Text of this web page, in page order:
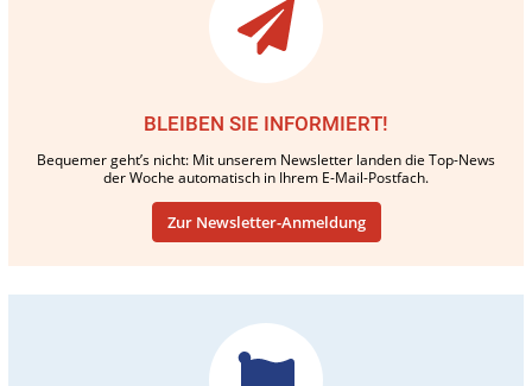
BLEIBEN SIE INFORMIERT!
Bequemer geht’s nicht: Mit unserem Newsletter landen die Top-News
der Woche automatisch in Ihrem E-Mail-Postfach.
Zur Newsletter-Anmeldung